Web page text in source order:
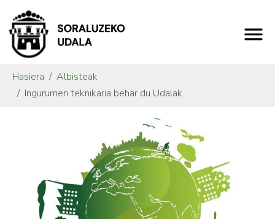
Hasiera
Albisteak
Ingurumen teknikaria behar du Udalak